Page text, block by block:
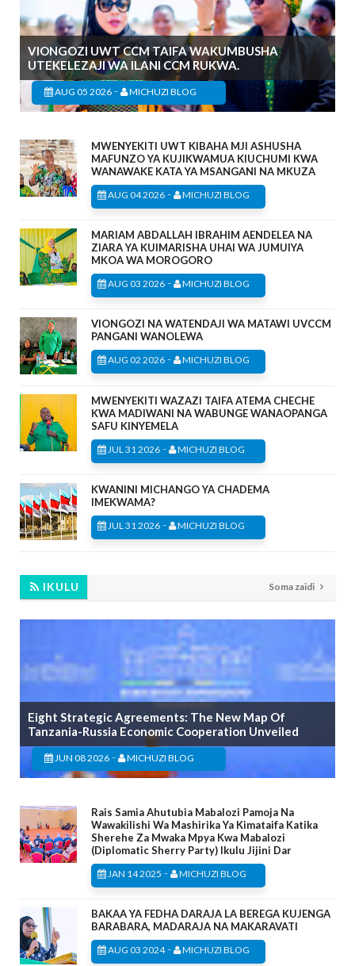
VIONGOZI UWT CCM TAIFA WAKUMBUSHA
UTEKELEZAJI WA ILANI CCM RUKWA.
AUG 05 2026 - MICHUZI BLOG
MWENYEKITI UWT KIBAHA MJI ASHUSHA
MAFUNZO YA KUJIKWAMUA KIUCHUMI KWA
WANAWAKE KATA YA MSANGANI NA MKUZA
AUG 04 2026 - MICHUZI BLOG
MARIAM ABDALLAH IBRAHIM AENDELEA NA
ZIARA YA KUIMARISHA UHAI WA JUMUIYA
MKOA WA MOROGORO
AUG 03 2026 - MICHUZI BLOG
VIONGOZI NA WATENDAJI WA MATAWI UVCCM
PANGANI WANOLEWA
AUG 02 2026 - MICHUZI BLOG
MWENYEKITI WAZAZI TAIFA ATEMA CHECHE
KWA MADIWANI NA WABUNGE WANAOPANGA
SAFU KINYEMELA
JUL 31 2026 - MICHUZI BLOG
KWANINI MICHANGO YA CHADEMA
IMEKWAMA?
JUL 31 2026 - MICHUZI BLOG
IKULU Soma zaidi
Eight Strategic Agreements: The New Map Of
Tanzania-Russia Economic Cooperation Unveiled
JUN 08 2026 - MICHUZI BLOG
Rais Samia Ahutubia Mabalozi Pamoja Na
Wawakilishi Wa Mashirika Ya Kimataifa Katika
Sherehe Za Mwaka Mpya Kwa Mabalozi
(Diplomatic Sherry Party) Ikulu Jijini Dar
JAN 14 2025 - MICHUZI BLOG
BAKAA YA FEDHA DARAJA LA BEREGA KUJENGA
BARABARA, MADARAJA NA MAKARAVATI
AUG 03 2024- MICHUZI BLOG